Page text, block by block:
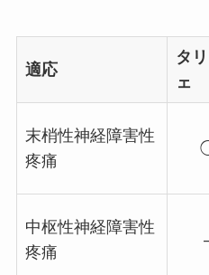
適応
タ
ェ
末梢性神経障害性
疼痛
中枢性神経障害性
疼痛